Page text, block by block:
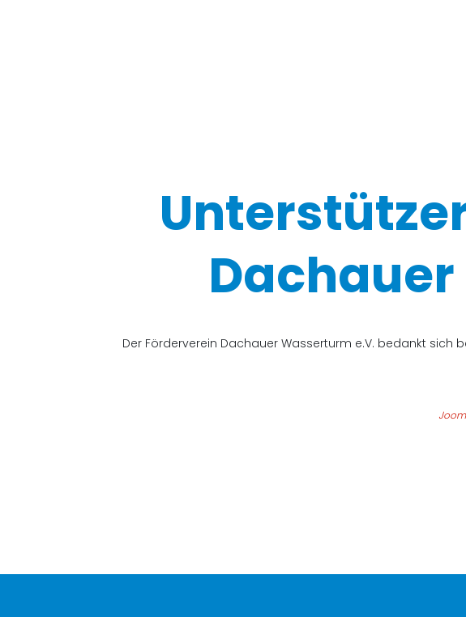
Der Förderverein Dachauer Wasserturm e.V. bedankt